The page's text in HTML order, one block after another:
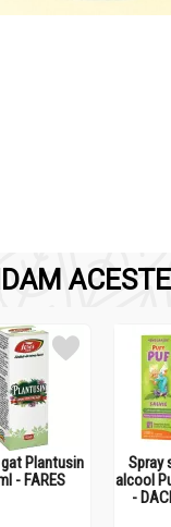
Plantusin
- FARES
Spray
alcool
-